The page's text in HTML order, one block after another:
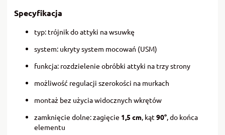
Specyfikacja
typ: trójnik do attyki na wsuwkę
system: ukryty system mocowań (USM)
funkcja: rozdzielenie obróbki attyki na trzy strony
możliwość regulacji szerokości na murkach
montaż bez użycia widocznych wkrętów
zamknięcie dolne: zagięcie 1,5 cm , kąt90° , do końca
elementu